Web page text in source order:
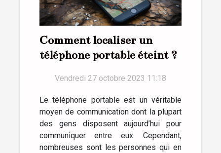
Comment localiser un
téléphone portable éteint ?
Vendredi 27 octobre 2023 11:18
Le téléphone portable est un véritable
moyen de communication dont la plupart
des gens disposent aujourd’hui pour
communiquer entre eux. Cependant,
nombreuses sont les personnes qui en